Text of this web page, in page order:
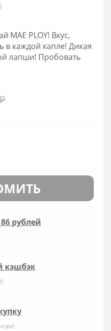
MAE PLOY! Вкус,
в каждой капле! Дикая
лапши! Пробовать
рублей
кэшбэк